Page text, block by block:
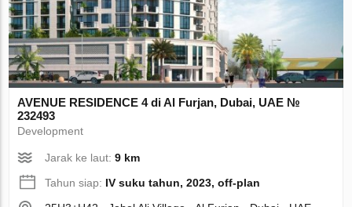
AVENUE RESIDENCE 4 di Al Furjan, Dubai, UAE №
232493
Development
Jarak ke laut:9 km
Tahun siap: IV suku tahun, 2023, off-plan